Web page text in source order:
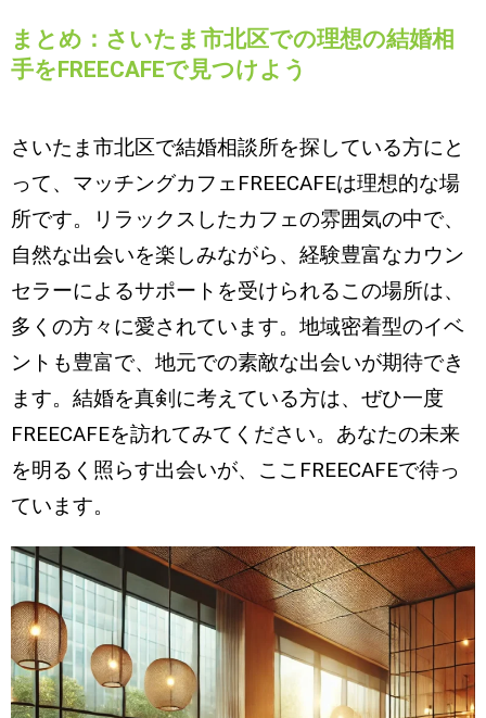
まとめ：さいたま市北区での理想の結婚相
手をFREECAFEで見つけよう
さいたま市北区で結婚相談所を探している方にと
って、マッチングカフェFREECAFEは理想的な場
所です。リラックスしたカフェの雰囲気の中で、
自然な出会いを楽しみながら、経験豊富なカウン
セラーによるサポートを受けられるこの場所は、
多くの方々に愛されています。地域密着型のイベ
ントも豊富で、地元での素敵な出会いが期待でき
ます。結婚を真剣に考えている方は、ぜひ一度
FREECAFEを訪れてみてください。あなたの未来
を明るく照らす出会いが、ここFREECAFEで待っ
ています。